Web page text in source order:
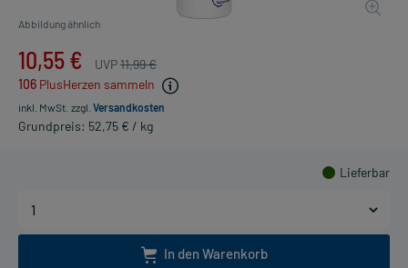
Abbildung ähnlich
10,55 € UVP11,99 €
106 PlusHerzen sammeln
inkl. MwSt. zzgl. Versandkosten
Grundpreis: 52,75 € / kg
Lieferbar
In den Warenkorb